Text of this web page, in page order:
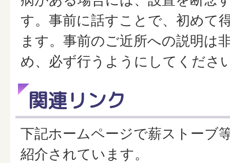
す。事前に話すことで、初めて
ます。事前のご近所への説明は
め、必ず行うようにしてくださ
関連リンク
下記ホームページで薪ストーブ
紹介されています。